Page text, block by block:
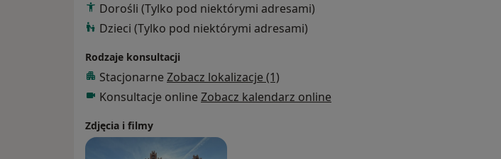
Dorośli (Tylko pod niektórymi adresami)
Dzieci (Tylko pod niektórymi adresami)
Rodzaje konsultacji
Stacjonarne Zobacz lokalizacje (1)
Konsultacje online Zobacz kalendarz online
Zdjęcia i filmy